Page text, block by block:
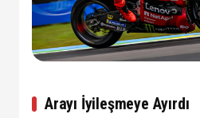
Arayı İyileşmeye Ayırdı